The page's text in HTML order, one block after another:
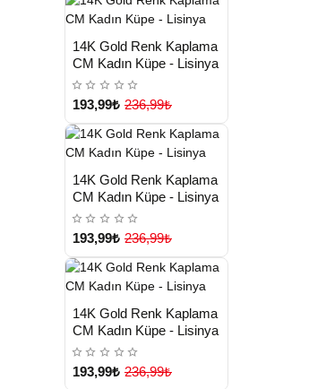
TESLİMAT
Yeni Ürün
14K Gold Renk Kaplama
CM Kadın Küpe - Lisinya
193,99₺ 236,99₺
TESLİMAT
Yeni Ürün
14K Gold Renk Kaplama
CM Kadın Küpe - Lisinya
193,99₺ 236,99₺
TESLİMAT
Yeni Ürün
14K Gold Renk Kaplama
CM Kadın Küpe - Lisinya
193,99₺ 236,99₺